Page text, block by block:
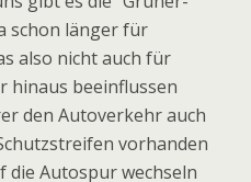
schon länger für
also nicht auch für
hinaus beeinflussen
den Autoverkehr auch
vorhanden
die Autospur wechseln